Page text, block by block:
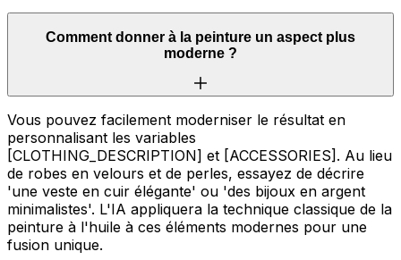
Comment donner à la peinture un aspect plus
moderne ?
Vous pouvez facilement moderniser le résultat en
personnalisant les variables
[CLOTHING_DESCRIPTION] et [ACCESSORIES]. Au lieu
de robes en velours et de perles, essayez de décrire
'une veste en cuir élégante' ou 'des bijoux en argent
minimalistes'. L'IA appliquera la technique classique de la
peinture à l'huile à ces éléments modernes pour une
fusion unique.